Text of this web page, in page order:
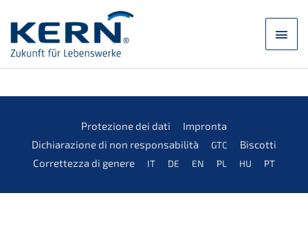
Inhalt
springen
Prote­zio­ne dei dati
Impron­ta
Dichia­ra­zio­ne di non responsabilità
GTC
Biscot­ti
Corret­tez­za di genere
IT DE EN PL HU PT